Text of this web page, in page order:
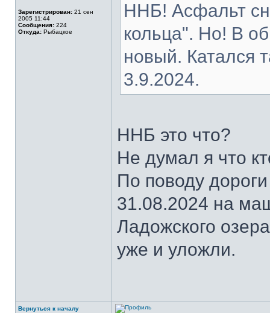
Зарегистрирован: 21 сен
2005 11:44
Сообщения: 224
Откуда: Рыбацкое
ННБ! Асфальт
кольца". Но! В
новый. Катался
3.9.2024.
ННБ это что?
Не думал я что
По поводу
31.08.2024 на
Ладожского
уже и уложли.
Вернуться к началу